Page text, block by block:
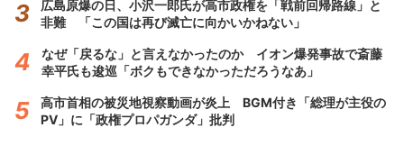
広島原爆の日、小沢一郎氏が高市政権を「戦前回帰路線」と
非難 「この国は再び滅亡に向かいかねない」
なぜ「戻るな」と言えなかったのか イオン爆発事故で斎藤
幸平氏も逡巡「ボクもできなかっただろうなあ」
高市首相の被災地視察動画が炎上 BGM付き「総理が主役の
PV」に「政権プロパガンダ」批判